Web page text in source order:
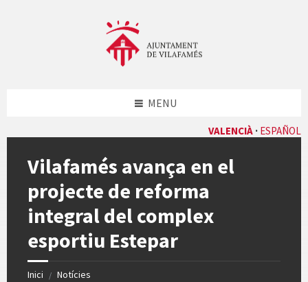
VALENCIÀ ESPAÑOL
MENU
Vilafamés avança en el
projecte de reforma
integral del complex
esportiu Estepar
Inici / Notícies